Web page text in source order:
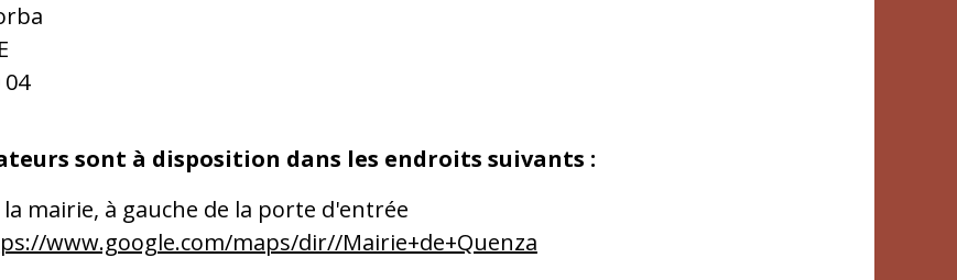
04
sont à disposition dans les endroits suivants :
mairie, à gauche de la porte d'entrée
www.google.com/maps/dir//Mairie+de+Quenza